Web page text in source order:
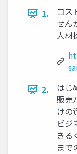
1.
コス
せん
⼈材
2.
はじ
販売
けの
ビジ
きる
まで